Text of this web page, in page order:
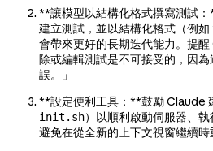
**讓模型以結構化格式撰寫測試
建立測試，並以結構化格式（例如
會帶來更好的長期迭代能力。提
除或編輯測試是不可接受的，因
誤。」
**設定便利工具：**鼓勵 Claude
init.sh）以順利啟動伺服器、
避免在從全新的上下文視窗繼續時